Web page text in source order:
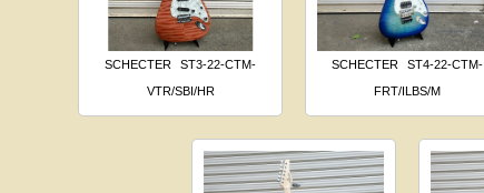
SCHECTER
ST3-22-CTM-
VTR/SBI/HR
SCHECTER
ST4-22-CTM-
FRT/ILBS/M